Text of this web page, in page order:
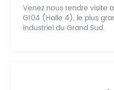
Venez nous rendre visite
G104 (Halle 4), le plus
industriel du Grand Sud.